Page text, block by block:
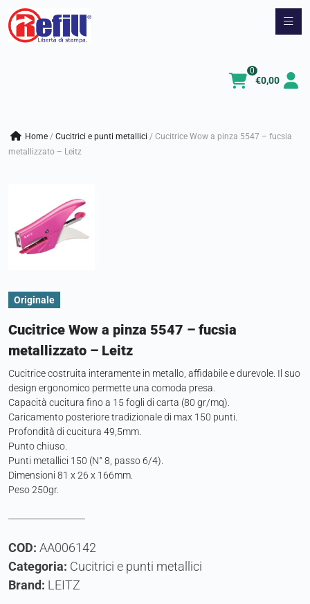
Vai
€0,00
0
Home / cucitrici e punti metallici / Cucitrice Wow a pinza 5547 – fucsia
metallizzato – Leitz
Originale
Cucitrice Wow a pinza 5547 – fucsia
metallizzato – Leitz
Cucitrice costruita interamente in metallo, affidabile e durevole. Il suo
design ergonomico permette una comoda presa.
Capacità cucitura fino a 15 fogli di carta (80 gr/mq).
Caricamento posteriore tradizionale di max 150 punti.
Profondità di cucitura 49,5mm.
Punto chiuso.
Punti metallici 150 (N° 8, passo 6/4).
Dimensioni 81 x 26 x 166mm.
Peso 250gr.
COD: AA006142
Categoria: Cucitrici e punti metallici
Brand: LEITZ